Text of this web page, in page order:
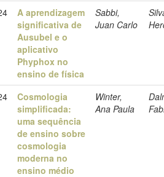
A aprendizagem
significativa de
Ausubel e o
aplicativo
Phyphox no
ensino de física
Sabbi,
Juan Carlo
Cosmologia
simplificada:
uma sequência
de ensino sobre
cosmologia
moderna no
ensino médio
Winter,
Ana Paula